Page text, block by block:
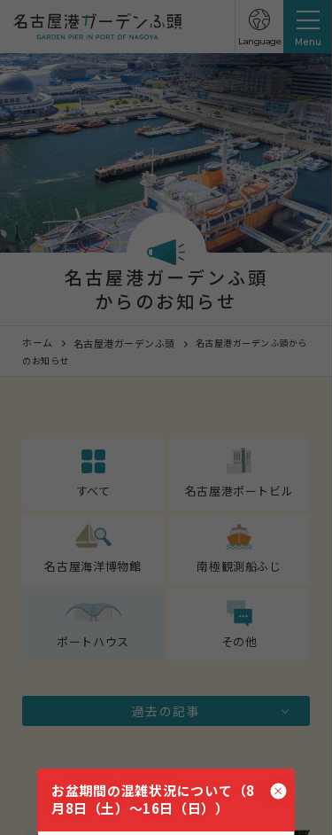
Language Menu
名古屋港ガーデンふ頭
からのお知らせ
ホーム 名古屋港ガーデンふ頭
名古屋港ガーデンふ頭から
のお知らせ
すべて 名古屋港ポートビル
名古屋海洋博物館 南極観測船ふじ
ポートハウス その他
過去の記事
お盆期間の混雑状況について（8
月8日（土）～16日（日））